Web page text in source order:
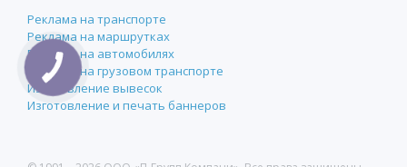
Реклама на транспорте
Реклама на маршрутках
Реклама на автомобилях
Реклама на грузовом транспорте
Изготовление вывесок
Изготовление и печать баннеров